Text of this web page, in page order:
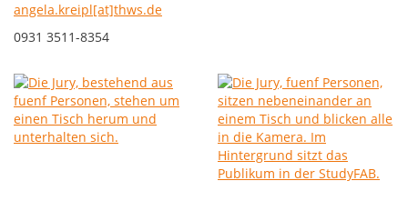
angela.kreipl[at]thws.de
0931 3511-8354